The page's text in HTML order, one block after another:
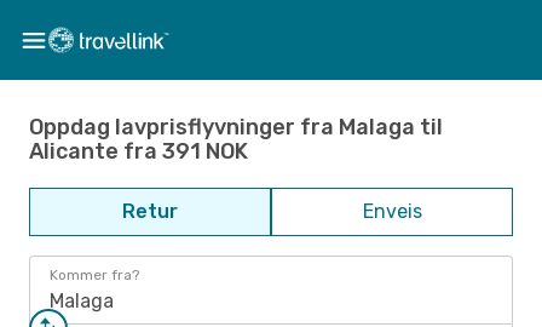
Oppdag lavprisflyvninger fra Malaga til
Alicante fra 391 NOK
Retur Enveis
Kommer fra?
Malaga